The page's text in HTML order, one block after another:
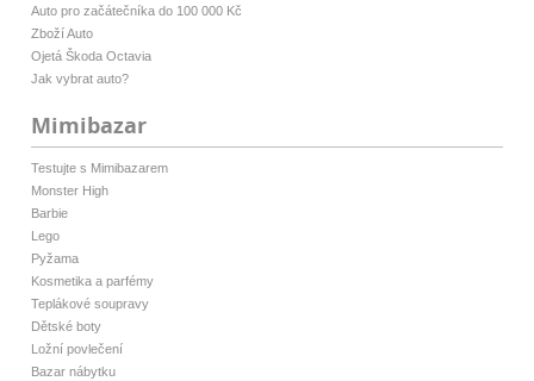
Auto pro začátečníka do 100 000 Kč
Zboží Auto
Ojetá Škoda Octavia
Jak vybrat auto?
Mimibazar
Testujte s Mimibazarem
Monster High
Barbie
Lego
Pyžama
Kosmetika a parfémy
Teplákové soupravy
Dětské boty
Ložní povlečení
Bazar nábytku